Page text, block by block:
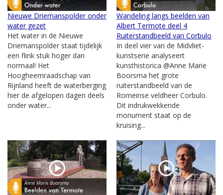
Nieuwe Driemanspolder onder
water gezet
Het water in de Nieuwe
Driemanspolder staat tijdelijk
een flink stuk hoger dan
normaal! Het
Hoogheemraadschap van
Rijnland heeft de waterberging
hier de afgelopen dagen deels
onder water...
Wandeling langs beelden van
Albert Termote deel 4
Ruiterstandbeeld van Corbulo
In deel vier van de Midvliet-
kunstserie analyseert
kunsthistorica @Anne Marie
Boorsma het grote
ruiterstandbeeld van de
Romeinse veldheer Corbulo.
Dit indrukwekkende
monument staat op de
kruising...